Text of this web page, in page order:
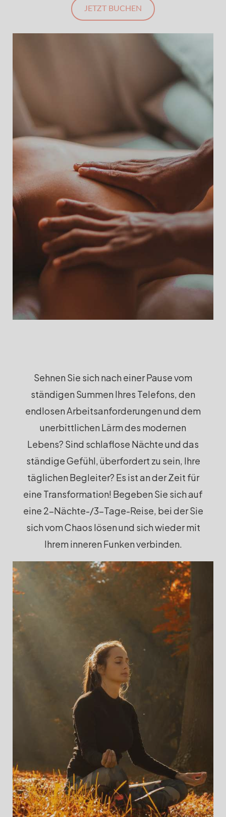
JETZT BUCHEN
Sehnen Sie sich nach einer Pause vom
ständigen Summen Ihres Telefons, den
endlosen Arbeitsanforderungen und dem
unerbittlichen Lärm des modernen
Lebens? Sind schlaflose Nächte und das
ständige Gefühl, überfordert zu sein, Ihre
täglichen Begleiter? Es ist an der Zeit für
eine Transformation! Begeben Sie sich auf
eine 2-Nächte-/3-Tage-Reise, bei der Sie
sich vom Chaos lösen und sich wieder mit
Ihrem inneren Funken verbinden.